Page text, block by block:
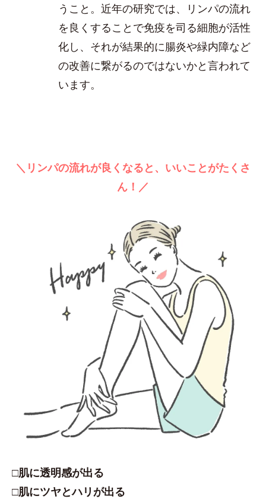
うこと。近年の研究では、リンパの流れ
を良くすることで免疫を司る細胞が活性
化し、それが結果的に腸炎や緑内障など
の改善に繋がるのではないかと言われて
います。
＼リンパの流れが良くなると、いいことがたくさ
ん！／
□肌に透明感が出る
□肌にツヤとハリが出る